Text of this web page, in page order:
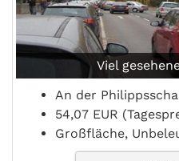
Viel
An der
54,07 EUR
Großfläche,